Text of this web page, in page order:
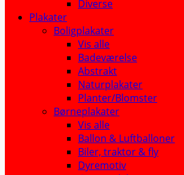
Diverse
Plakater
Boligplakater
Vis alle
Badeværelse
Abstrakt
Naturplakater
Planter/Blomster
Børneplakater
Vis alle
Ballon & Luftballoner
Biler, traktor & fly
Dyremotiv